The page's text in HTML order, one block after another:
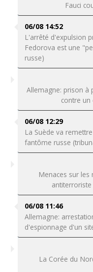
Fauci
06/08 14:52
L'arrêté d'expulsion
Fedorova est une
russe)
Allemagne: prison à
contre un
06/08 12:29
La Suède va
fantôme russe
Menaces sur les
06/08 11:46
Allemagne:
d'espionnage d'un
La Corée du